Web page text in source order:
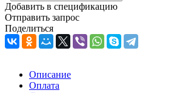
Добавить в спецификацию
Отправить запрос
Поделиться
Описание
Оплата